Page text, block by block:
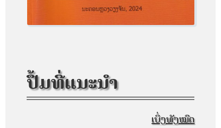
ປຶ້ມທີ່ແນະນຳ
ເບິ່ງທັງໝົດ